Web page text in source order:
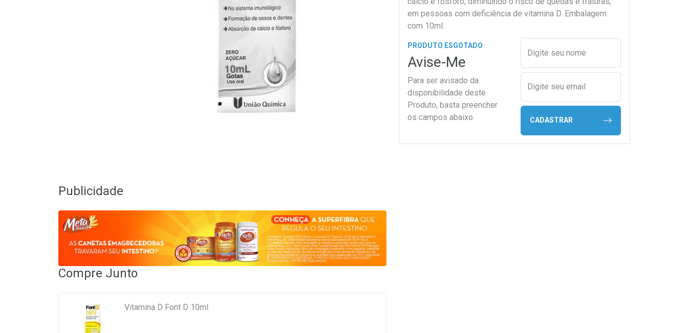
em pessoas com deficiência de vitamina D. Embalagem
com 10ml.
PRODUTO ESGOTADO
Avise-Me
Para ser avisado da
disponibilidade deste
Produto, basta preencher
os campos abaixo.
Preencher nome e email
Digite seu nome
Digite seu email
CADASTRAR
Publicidade
Compre Junto
Vitamina D Font D 10ml